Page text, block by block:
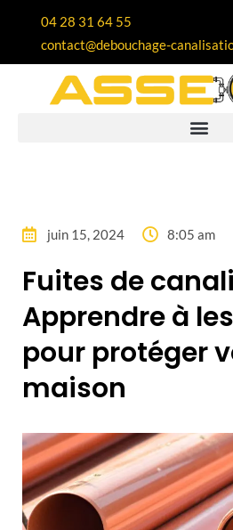
04 28 31 64 55
contact@debouchage-
juin 15, 2024 8:05 am
Fuites de
Apprendre à
pour protéger
maison